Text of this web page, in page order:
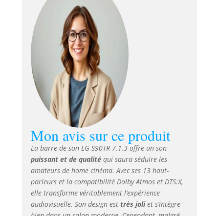
670W, troishaut-
parleurs verticaux
sur la barre, deux
enceintes arrière
équipées chacune
et deux haut-
parleurs
traditionnels, un
caisson de basses
Profitez d'un son
trois haut-parleurs
verticaux, dont un
central ! Découvrez
une technologie
sonore de pointe
par LG sur sa barre
de son,
caractérisée par
trois haut-parleurs
Mon avis sur ce produit
La barre de son LG S90TR 7.1.3 offre un son
puissant et de qualitéqui saura séduire les
amateurs de home cinéma. Avec ses 13 haut-
parleurs et la compatibilité Dolby Atmos et DTS:X,
elle transforme véritablement l’expérience
audiovisuelle. Son design est très joliet s’intègre